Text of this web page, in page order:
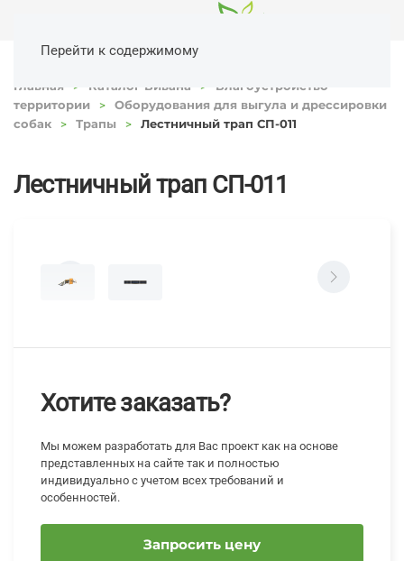
Перейти к содержимому
Главная Каталог Вивана
Благоустройство
территории
Оборудования для выгула и дрессировки
собак
Трапы Лестничный трап СП-011
Лестничный трап СП-011
Хотите заказать?
Мы можем разработать для Вас проект как на основе
представленных на сайте так и полностью
индивидуально с учетом всех требований и
особенностей.
Запросить цену